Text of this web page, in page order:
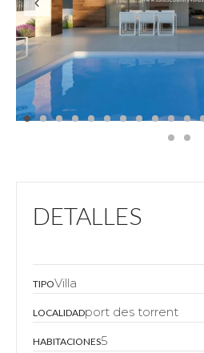
DETALLES
TIPOVilla
LOCALIDADport des torrent
HABITACIONES5